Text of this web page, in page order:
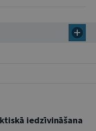
iedzīvināšana